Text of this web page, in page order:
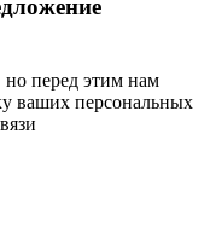
но перед этим нам
ваших персональных